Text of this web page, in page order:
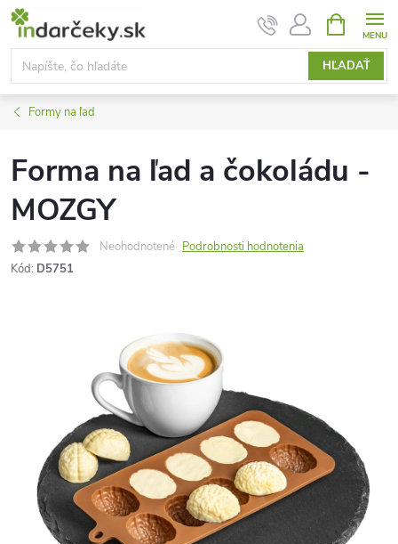
Prejsť
obsah
HĽADAŤ
KOŠÍK
Formy na ľad
Forma na ľad a čokoládu -
MOZGY
Neohodnotené Podrobnosti hodnotenia
Kód: D5751